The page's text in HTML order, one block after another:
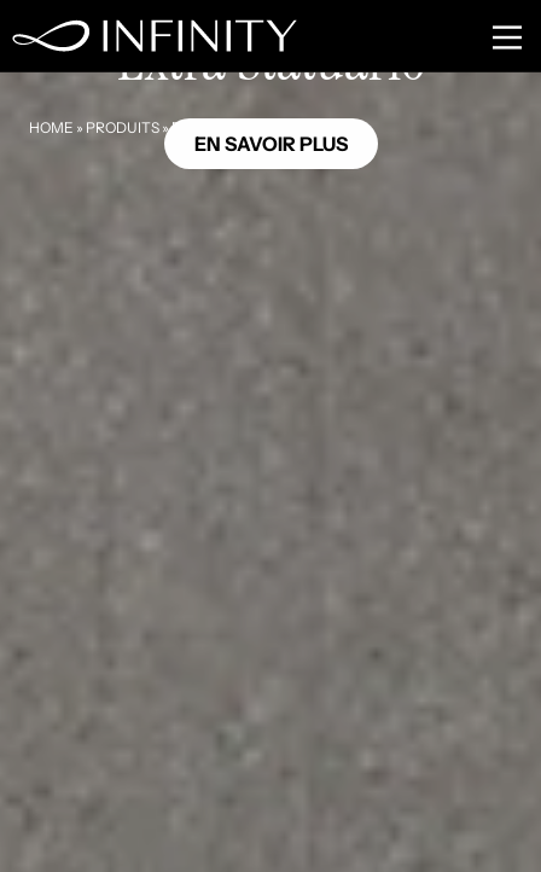
HOME » PRODUITS »EXTRA STATUARIO
MB04
Extra Statuario
EN SAVOIR PLUS